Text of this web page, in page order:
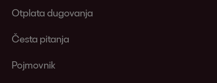
Otplata dugovanja
Česta pitanja
Pojmovnik